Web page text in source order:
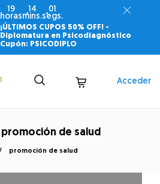
19
horas
14
mins.
00
segs.
¡ÚLTIMOS CUPOS 50% OFF! -
Diplomatura en Psicodiagnóstico
Cupón: PSICODIPLO
Acceder
promoción de salud
promoción de salud